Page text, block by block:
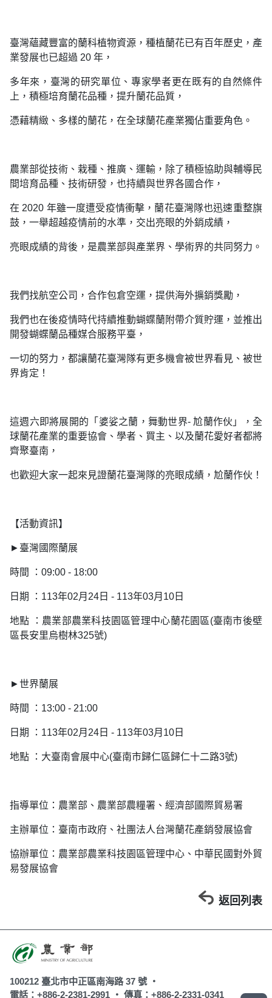
臺灣蘊藏豐富的蘭科植物資源，種植蘭花已有百年歷史，產
業發展也已超過 20 年，
多年來，臺灣的研究單位、專家學者更在既有的自然條件
上，積極培育蘭花品種，提升蘭花品質，
憑藉精緻、多樣的蘭花，在全球蘭花產業獨佔重要角色。
農業部從技術、栽種、推廣、運輸，除了積極協助與輔導民
間培育品種、技術研發，也持續與世界各國合作，
在 2020 年雖一度遭受疫情衝擊，蘭花臺灣隊也迅速重整旗
鼓，一舉超越疫情前的水準，交出亮眼的外銷成績，
亮眼成績的背後，是農業部與產業界、學術界的共同努力。
我們找航空公司，合作包倉空運，提供海外擴銷獎勵，
我們也在後疫情時代持續推動蝴蝶蘭附帶介質貯運，並推出
開發蝴蝶蘭品種媒合服務平臺，
一切的努力，都讓蘭花臺灣隊有更多機會被世界看見、被世
界肯定！
這週六即將展開的「婆娑之蘭，舞動世界- 尬蘭作伙」，全
球蘭花產業的重要協會、學者、買主、以及蘭花愛好者都將
齊聚臺南，
也歡迎大家一起來見證蘭花臺灣隊的亮眼成績，尬蘭作伙！
【活動資訊】
►臺灣國際蘭展
時間 ：09:00 - 18:00
日期 ：113年02月24日 - 113年03月10日
地點 ：農業部農業科技園區管理中心蘭花園區(臺南市後壁
區長安里烏樹林325號)
►世界蘭展
時間 ：13:00 - 21:00
日期 ：113年02月24日 - 113年03月10日
地點 ：大臺南會展中心(臺南市歸仁區歸仁十二路3號)
指導單位：農業部、農業部農糧署、經濟部國際貿易署
主辦單位：臺南市政府、社團法人台灣蘭花產銷發展協會
協辦單位：農業部農業科技園區管理中心、中華民國對外貿
易發展協會
返回列表
100212 臺北市中正區南海路 37 號 ‧
電話：+886-2-2381-2991 ‧ 傳真：+886-2-2331-0341